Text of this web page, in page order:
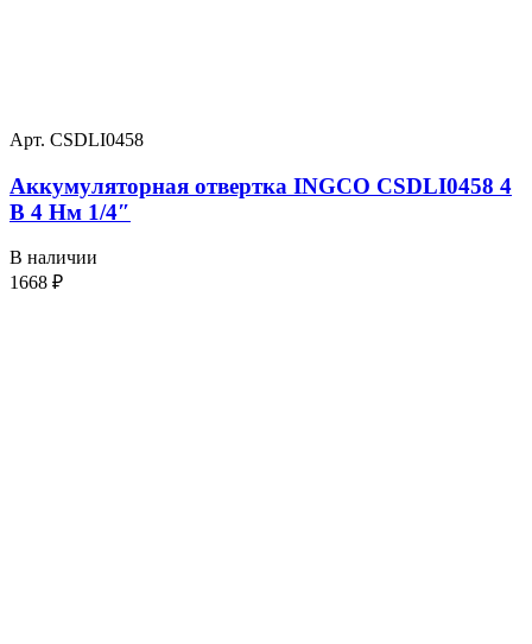
Арт. CSDLI0458
Аккумуляторная отвертка INGCO CSDLI0458 4
В 4 Нм 1/4″
В наличии
1668 ₽